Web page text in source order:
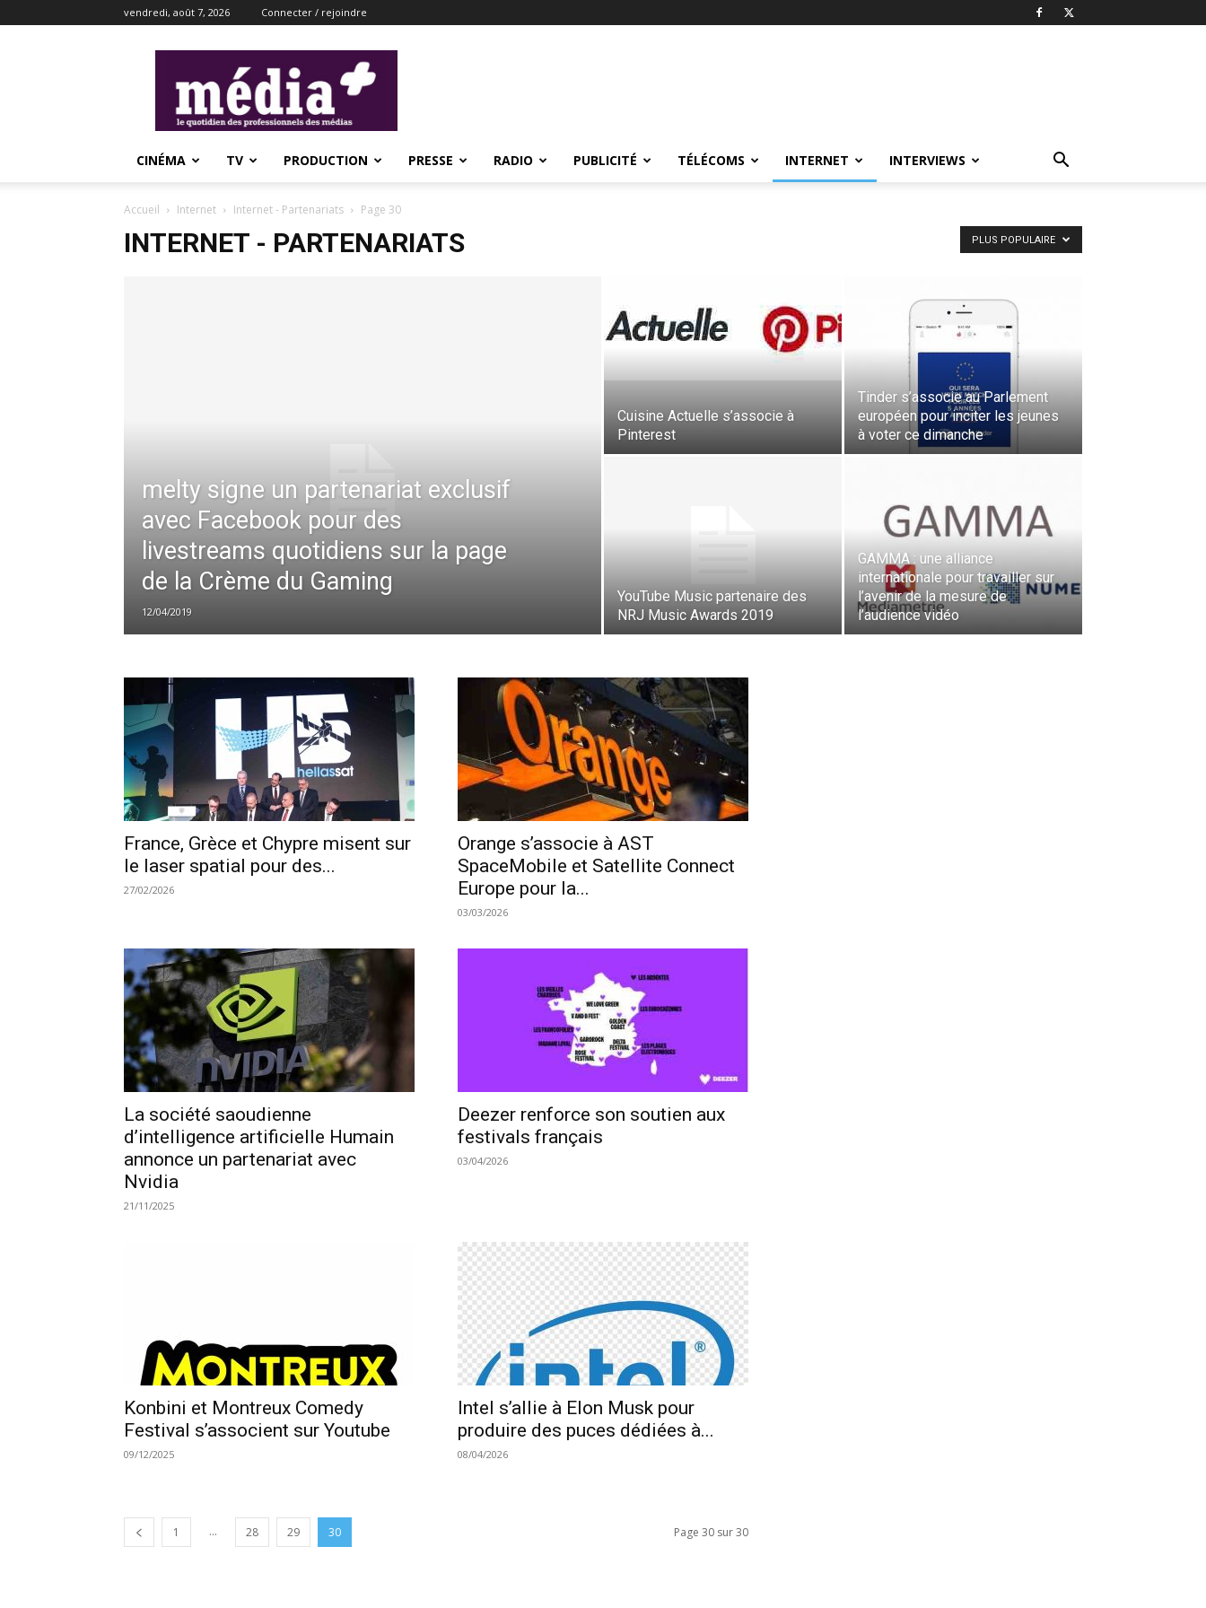
vendredi, août 7, 2026 Connecter / rejoindre
CINÉMA TV PRODUCTION PRESSE RADIO PUBLICITÉ TÉLÉCOMS INTERNET INTERVIEWS
Accueil Internet Internet - Partenariats Page 30
INTERNET - PARTENARIATS PLUS POPULAIRE
melty signe un partenariat exclusif
avec Facebook pour des
livestreams quotidiens sur la page
de la Crème du Gaming
12/04/2019
Cuisine Actuelle s’associe à
Pinterest
Tinder s’associe au Parlement
européen pour inciter les jeunes
à voter ce dimanche
YouTube Music partenaire des
NRJ Music Awards 2019
GAMMA : une alliance
internationale pour travailler sur
l’avenir de la mesure de
l’audience vidéo
France, Grèce et Chypre misent sur
le laser spatial pour des...
27/02/2026
Orange s’associe à AST
SpaceMobile et Satellite Connect
Europe pour la...
03/03/2026
La société saoudienne
d’intelligence artificielle Humain
annonce un partenariat avec
Nvidia
21/11/2025
Deezer renforce son soutien aux
festivals français
03/04/2026
Konbini et Montreux Comedy
Festival s’associent sur Youtube
09/12/2025
Intel s’allie à Elon Musk pour
produire des puces dédiées à...
08/04/2026
1 ... 28 29 30 Page 30 sur 30